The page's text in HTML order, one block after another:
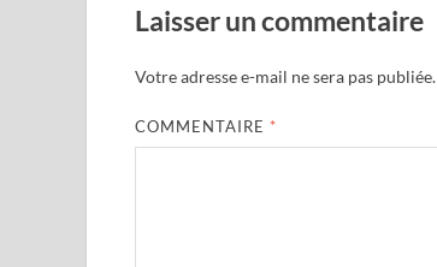
Laisser un commentaire
Votre adresse e-mail ne sera pas publiée.
COMMENTAIRE *